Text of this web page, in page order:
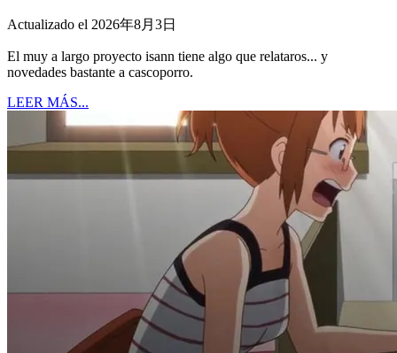
Actualizado el 2026年8月3日
El muy a largo proyecto isann tiene algo que relataros... y
novedades bastante a cascoporro.
LEER MÁS...